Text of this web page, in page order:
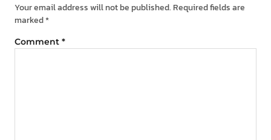
Your email address will not be published. Required fields are
marked*
Comment *